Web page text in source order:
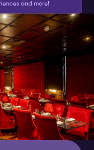
and more!